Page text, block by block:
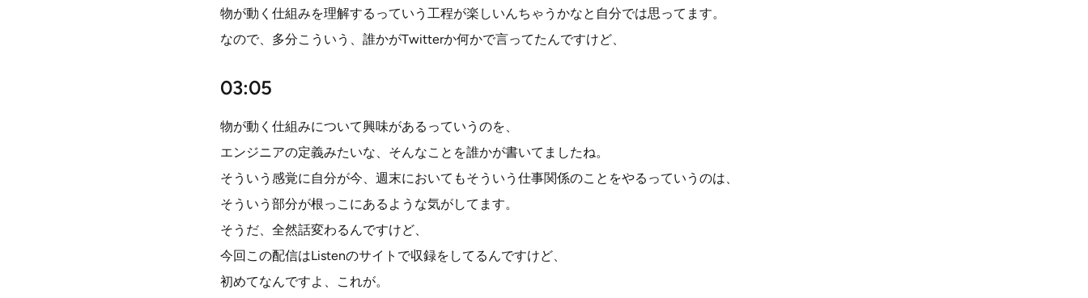
物が動く仕組みを理解するっていう工程が楽しいんちゃうかなと自分では思ってます。
なので、多分こういう、誰かがTwitterか何かで言ってたんですけど、
03:05
物が動く仕組みについて興味があるっていうのを、
エンジニアの定義みたいな、そんなことを誰かが書いてましたね。
そういう感覚に自分が今、週末においてもそういう仕事関係のことをやるっていうのは、
そういう部分が根っこにあるような気がしてます。
そうだ、全然話変わるんですけど、
今回この配信はListenのサイトで収録をしてるんですけど、
初めてなんですよ、これが。